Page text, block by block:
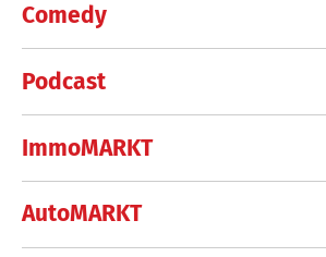
Comedy
Podcast
ImmoMARKT
AutoMARKT